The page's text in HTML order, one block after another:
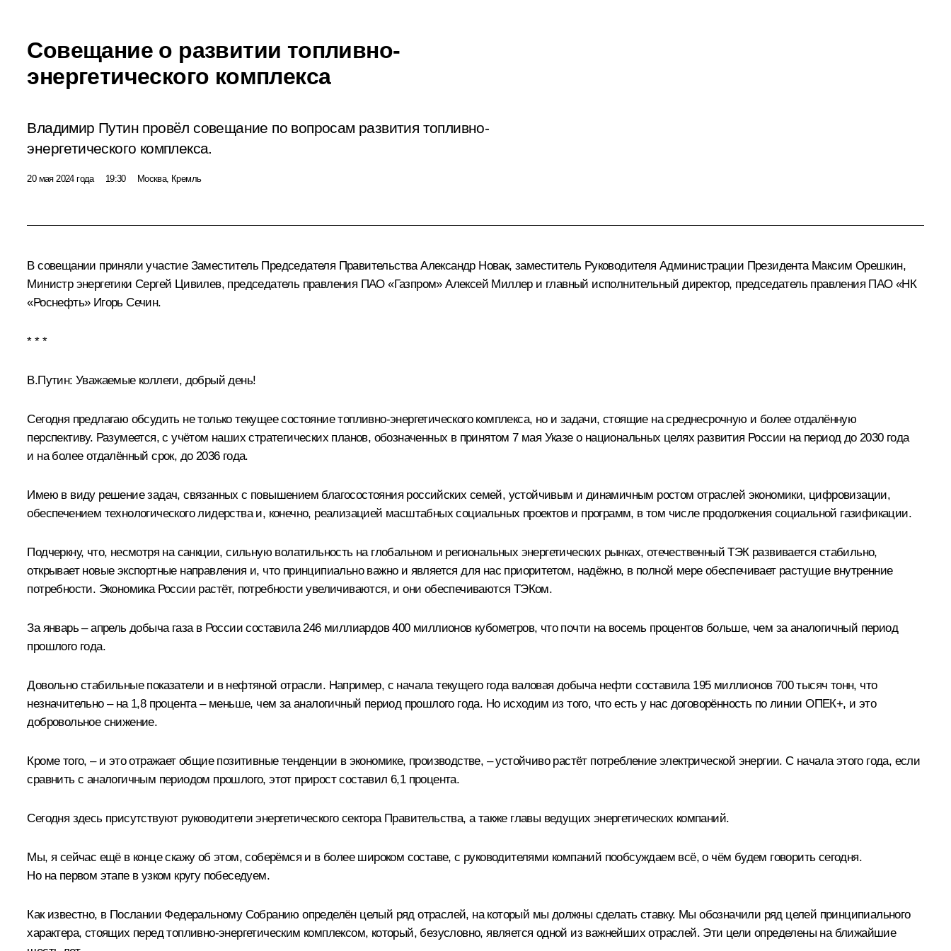
Совещание о развитии топливно-
энергетического комплекса
Владимир Путин провёл совещание по вопросам развития топливно-
энергетического комплекса.
20 мая 2024 года 19:30 Москва, Кремль
В совещании приняли участие Заместитель Председателя ПравительстваАлександр Новак, заместитель Руководителя Администрации Президента Максим Орешкин,
Министр энергетики Сергей Цивилев, председатель правления ПАО «Газпром»Алексей Миллери главный исполнительный директор, председатель правления ПАО «НК
«Роснефть» Игорь Сечин.
* * *
В.Путин: Уважаемые коллеги, добрый день!
Сегодня предлагаю обсудить не только текущее состояние топливно-энергетического комплекса, но и задачи, стоящие на среднесрочную и более отдалённую
перспективу. Разумеется, с учётом наших стратегических планов, обозначенных в принятом 7 мая Указе о национальных целях развития России на период до 2030 года
и на более отдалённый срок, до 2036 года.
Имею в виду решение задач, связанных с повышением благосостояния российских семей, устойчивым и динамичным ростом отраслей экономики, цифровизации,
обеспечением технологического лидерства и, конечно, реализацией масштабных социальных проектов и программ, в том числе продолжения социальной газификации.
Подчеркну, что, несмотря на санкции, сильную волатильность на глобальном и региональных энергетических рынках, отечественный ТЭК развивается стабильно,
открывает новые экспортные направления и, что принципиально важно и является для нас приоритетом, надёжно, в полной мере обеспечивает растущие внутренние
потребности. Экономика России растёт, потребности увеличиваются, и они обеспечиваются ТЭКом.
За январь – апрель добыча газа в России составила 246 миллиардов 400 миллионов кубометров, что почти на восемь процентов больше, чем за аналогичный период
прошлого года.
Довольно стабильные показатели и в нефтяной отрасли. Например, с начала текущего года валовая добыча нефти составила 195 миллионов 700 тысяч тонн, что
незначительно – на 1,8 процента – меньше, чем за аналогичный период прошлого года. Но исходим из того, что есть у нас договорённость по линии ОПЕК+, и это
добровольное снижение.
Кроме того, – и это отражает общие позитивные тенденции в экономике, производстве, – устойчиво растёт потребление электрической энергии. С начала этого года, если
сравнить с аналогичным периодом прошлого, этот прирост составил 6,1 процента.
Сегодня здесь присутствуют руководители энергетического сектора Правительства, а также главы ведущих энергетических компаний.
Мы, я сейчас ещё в конце скажу об этом, соберёмся и в более широком составе, с руководителями компаний пообсуждаем всё, о чём будем говорить сегодня.
Но на первом этапе в узком кругу побеседуем.
Как известно, в Послании Федеральному Собранию определён целый ряд отраслей, на который мы должны сделать ставку. Мы обозначили ряд целей принципиального
характера, стоящих перед топливно-энергетическим комплексом, который, безусловно, является одной из важнейших отраслей. Эти цели определены на ближайшие